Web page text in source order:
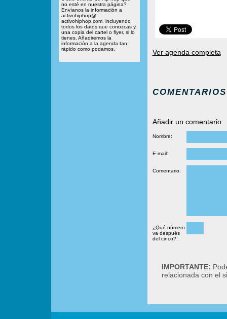
no esté en nuestra página?
Envíanos la información a
activohiphop@
activohiphop.com, incluyendo
todos los datos que conozcas y
una copia del cartel o flyer, si lo
tienes. Añadiremos la
información a la agenda tan
rápido como podamos.
Ver agenda completa
COMENTARIOS
Añadir un comentario:
Nombre:
E-mail:
Comentario:
¿Qué número
va después
del cinco?:
IMPORTANTE:
relacionada con el